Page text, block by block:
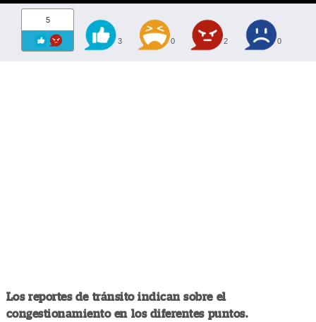
5
3 0 2 0
Los reportes de tránsito indican sobre el
congestionamiento en los diferentes puntos.